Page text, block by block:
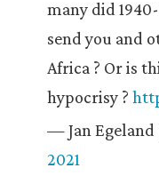
many did
send you and
Africa ? Or is
hypocrisy ?
— Jan Egeland
2021